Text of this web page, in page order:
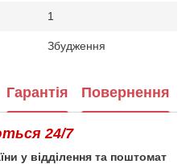
1
Збудження
Гарантія Повернення
24/7
у відділення та поштомат